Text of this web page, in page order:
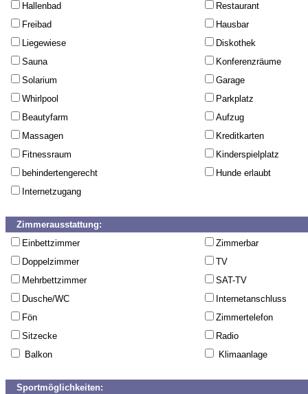
Hallenbad
Restaurant
Freibad
Hausbar
Liegewiese
Diskothek
Sauna
Konferenzräume
Solarium
Garage
Whirlpool
Parkplatz
Beautyfarm
Aufzug
Massagen
Kreditkarten
Fitnessraum
Kinderspielplatz
behindertengerecht
Hunde erlaubt
Internetzugang
Zimmerausstattung:
Einbettzimmer
Zimmerbar
Doppelzimmer
TV
Mehrbettzimmer
SAT-TV
Dusche/WC
Internetanschluss
Fön
Zimmertelefon
Sitzecke
Radio
Balkon
Klimaanlage
Sportmöglichkeiten: